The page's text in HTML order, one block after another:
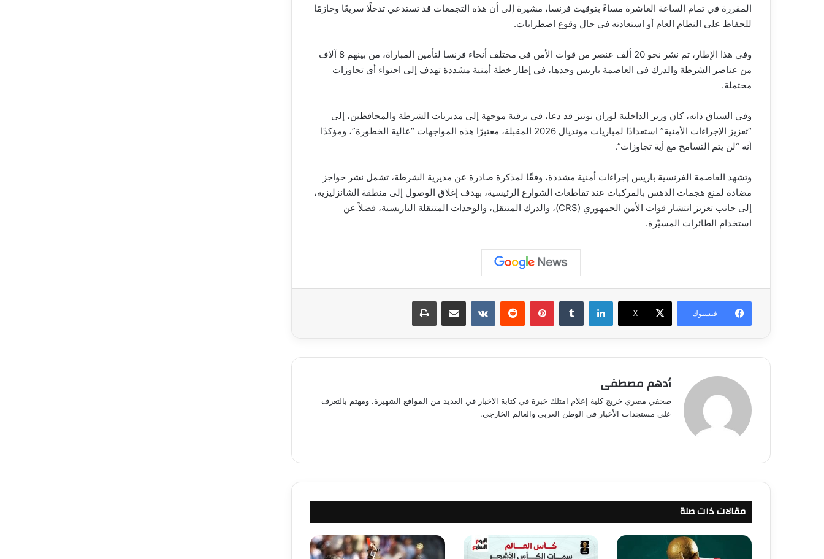
المقررة في تمام الساعة العاشرة مساءً بتوقيت فرنسا، مشيرة إلى أن هذه التجمعات قد تستدعي تدخلًا سريعًا وحازمًا
للحفاظ على النظام العام أو استعادته في حال وقوع اضطرابات.
وفي هذا الإطار، تم نشر نحو 20 ألف عنصر من قوات الأمن في مختلف أنحاء فرنسا لتأمين المباراة، من بينهم 8 آلاف
من عناصر الشرطة والدرك في العاصمة باريس وحدها، في إطار خطة أمنية مشددة تهدف إلى احتواء أي تجاوزات
محتملة.
وفي السياق ذاته، كان وزير الداخلية لوران نونيز قد دعا، في برقية موجهة إلى مديريات الشرطة والمحافظين، إلى
“تعزيز الإجراءات الأمنية” استعدادًا لمباريات مونديال 2026 المقبلة، معتبرًا هذه المواجهات “عالية الخطورة”، ومؤكدًا
أنه “لن يتم التسامح مع أية تجاوزات”.
وتشهد العاصمة الفرنسية باريس إجراءات أمنية مشددة، وفقًا لمذكرة صادرة عن مديرية الشرطة، تشمل نشر حواجز
مضادة لمنع هجمات الدهس بالمركبات عند تقاطعات الشوارع الرئيسية، بهدف إغلاق الوصول إلى منطقة الشانزليزيه،
إلى جانب تعزيز انتشار قوات الأمن الجمهوري (CRS)، والدرك المتنقل، والوحدات المتنقلة الباريسية، فضلاً عن
استخدام الطائرات المسيّرة.
فيسبوك ‫X
لينكدإن بينتيريست مشاركة عبر البريد طباعة
أدهم مصطفى
صحفي مصري خريج كلية إعلام امتلك خبرة في كتابة الاخبار في العديد من المواقع الشهيرة. ومهتم بالتعرف
على مستجدات الأخبار في الوطن العربي والعالم الخارجي.
مقالات ذات صلة